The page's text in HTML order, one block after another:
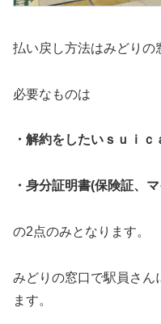
払い戻し方法はみどりの
必要なものは
・解約をしたいｓｕｉｃ
・身分証明書(保険証、
の2点のみとなります。
みどりの窓口で駅員さん
ます。